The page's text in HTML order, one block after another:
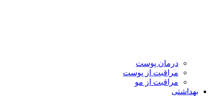
درمان پوست
مراقبت از پوست
مراقبت از مو
بهداشتی